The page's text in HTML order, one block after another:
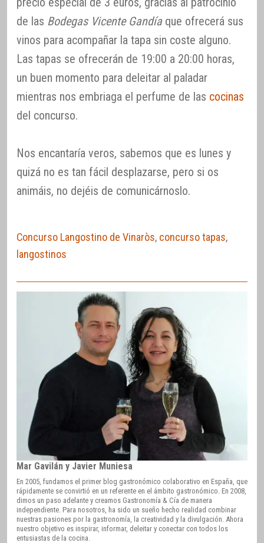
de las Bodegas Vicente Gandíaque ofrecerá sus
vinos para acompañar la tapa sin coste alguno.
Las tapas se ofrecerán de 19:00 a 20:00 horas,
un buen momento para deleitar al paladar
mientras nos embriaga el perfume de las cocinas
del concurso.
Nos encantaría veros, sabemos que es lunes y
quizá no es tan fácil desplazarse, pero si os
animáis, no dejéis de comunicárnoslo.
Concurso Langostino de Vinaròs, concurso tapas,
langostinos
Mar Gavilán y Javier Muniesa
En 2005, fundamos el primer blog gastronómico colaborativo en España, que
rápidamente se convirtió en un referente en el ámbito gastronómico. En 2008,
dimos un paso adelante y creamos Gastronomía & Cía de manera
independiente. Para nosotros, ha sido un sueño hecho realidad combinar
nuestras pasiones por la gastronomía, la creatividad y la divulgación. Ahora
nuestro objetivo es inspirar, informar, deleitar y conectar con todos los
entusiastas de la cocina.